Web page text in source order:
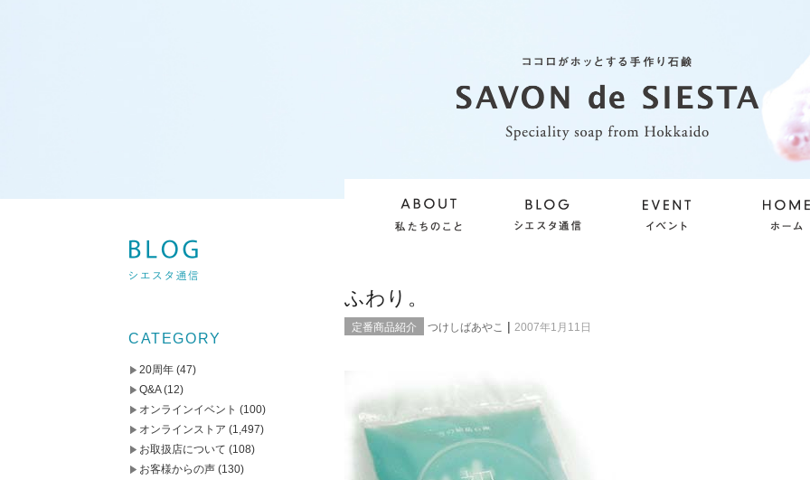
ふわり。
定番商品紹介 つけしばあやこ | 2007年1月11日
CATEGORY
20周年 (47)
Q&A(12)
オンラインイベント (100)
オンラインストア (1,497)
お取扱店について (108)
お客様からの声 (130)